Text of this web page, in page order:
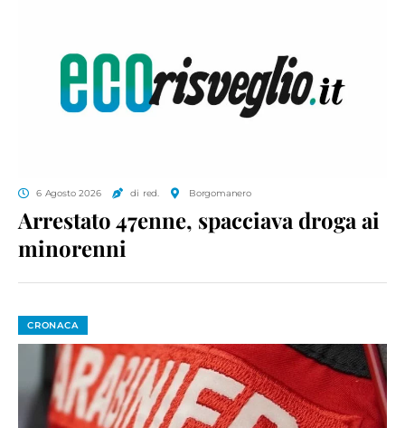
6 Agosto 2026 di red. Borgomanero
Arrestato 47enne, spacciava droga ai
minorenni
CRONACA